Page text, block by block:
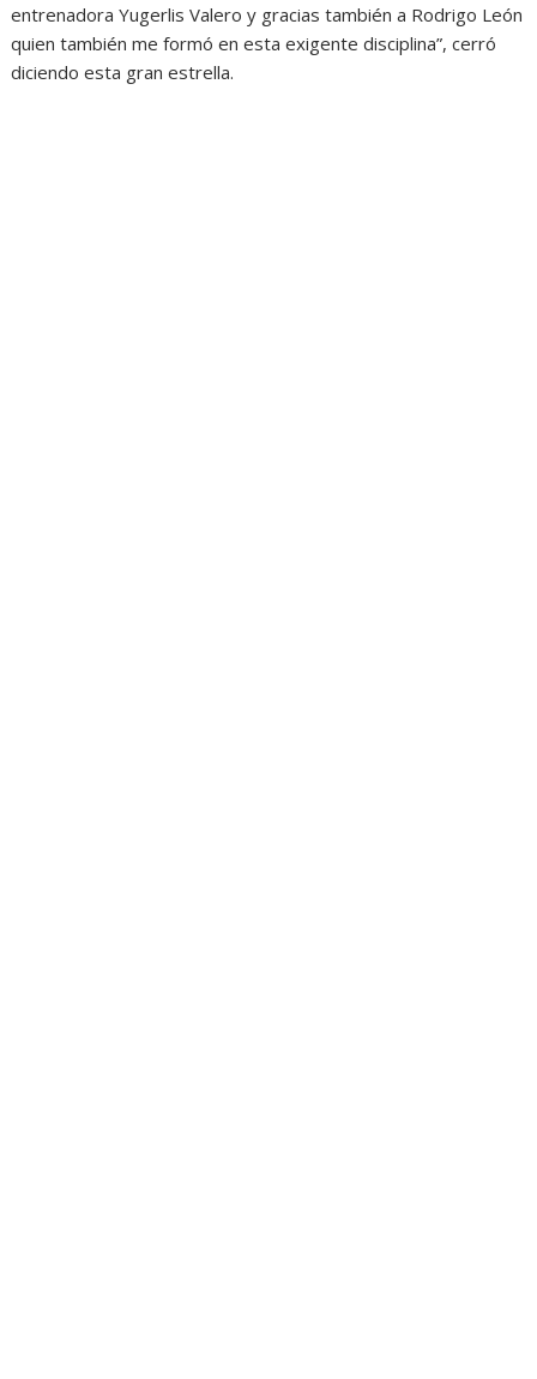
entrenadora Yugerlis Valero y gracias también a Rodrigo León
quien también me formó en esta exigente disciplina”, cerró
diciendo esta gran estrella.